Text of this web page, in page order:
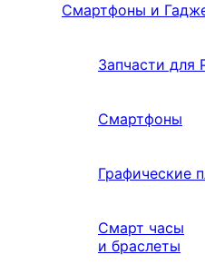
Смартфоны и
Запчасти для
Смартфоны
Графические
Смарт часы
и браслеты